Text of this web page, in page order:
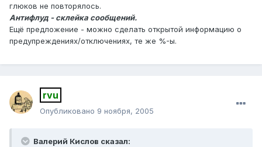
глюков не повторялось.
Антифлуд - склейка сообщений.
Ещё предложение - можно сделать открытой информацию о
предупреждениях/отключениях, те же %-ы.
rvu
Опубликовано 9 ноября, 2005
Валерий Кислов сказал: